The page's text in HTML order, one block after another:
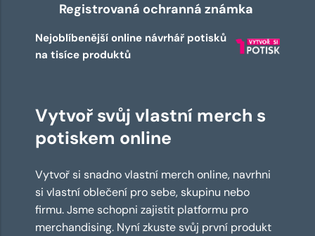
Registrovaná ochranná známka
Nejoblíbenější online návrhář potisků
na tisíce produktů
Vytvoř svůj vlastní merch s
potiskem online
Vytvoř si snadno vlastní merch online, navrhni
si vlastní oblečení pro sebe, skupinu nebo
firmu. Jsme schopni zajistit platformu pro
merchandising. Nyní zkuste svůj první produkt